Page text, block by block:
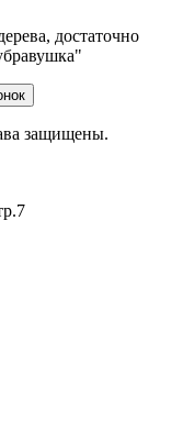
достаточно
защищены.